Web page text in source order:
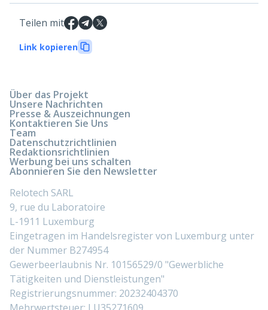
Teilen mit
Link kopieren
Über das Projekt
Unsere Nachrichten
Presse & Auszeichnungen
Kontaktieren Sie Uns
Team
Datenschutzrichtlinien
Redaktionsrichtlinien
Werbung bei uns schalten
Abonnieren Sie den Newsletter
Relotech SARL
9, rue du Laboratoire
L-1911 Luxemburg
Eingetragen im Handelsregister von Luxemburg unter
der Nummer B274954
Gewerbeerlaubnis Nr. 10156529/0 "Gewerbliche
Tätigkeiten und Dienstleistungen"
Registrierungsnummer: 20232404370